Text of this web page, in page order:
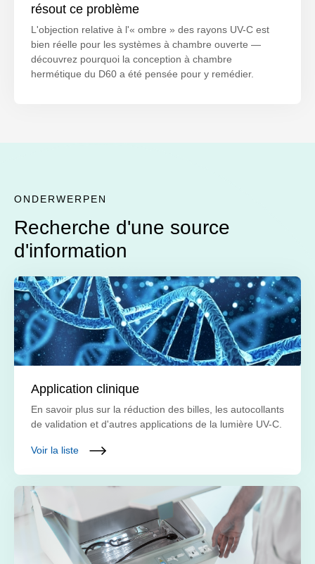
résout ce problème
L'objection relative à l'« ombre » des rayons UV-C est
bien réelle pour les systèmes à chambre ouverte —
découvrez pourquoi la conception à chambre
hermétique du D60 a été pensée pour y remédier.
ONDERWERPEN
Recherche d'une source
d'information
Application clinique
En savoir plus sur la réduction des billes, les autocollants
de validation et d'autres applications de la lumière UV-C.
Voir la liste